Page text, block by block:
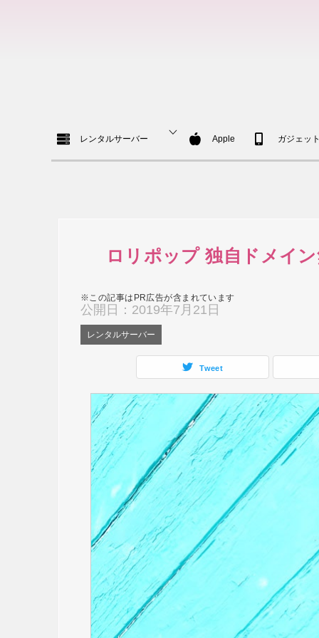
レンタルサーバー Apple ガジェッ
ロリポップ 独自ドメイ
※この記事はPR広告が含まれています
公開日： 2019年7月21日
レンタルサーバー
Tweet